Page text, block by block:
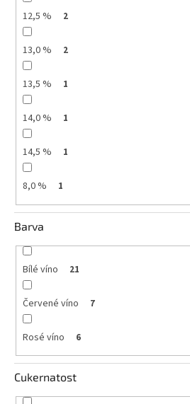
12,5 % 2
13,0 % 2
13,5 % 1
14,0 % 1
14,5 % 1
8,0 % 1
Barva
Bílé víno 21
Červené víno 7
Rosé víno 6
Cukernatost